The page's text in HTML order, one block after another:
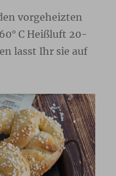
vorgeheizten
C Heißluft 20-
lasst Ihr sie auf